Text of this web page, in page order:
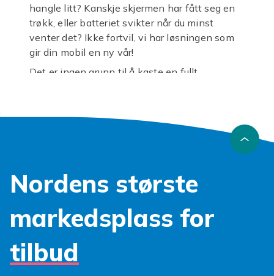
hangle litt? Kanskje skjermen har fått seg en
trøkk, eller batteriet svikter når du minst
venter det? Ikke fortvil, vi har løsningen som
gir din mobil en ny vår!
Det er ingen grunn til å kaste en fullt
galaxy s7kan du enkelt puste nytt liv i din
gamle følgesvenn. Enten du er en handy fikser
eller ønsker å spare penger på reparasjoner,
Vi forstår frustrasjonen med en knust skjerm
eller et batteri som tømmes raskere enn en
sprudlende brusflaske. Derfor tilbyr vi et bredt
utvalg avsamsung galaxy s7 deler, inkludert
gjenoppretter den krystallklare visningen.
Trenger du mer strøm, finner du også et
Nordens største
markedsplass for
tilbud